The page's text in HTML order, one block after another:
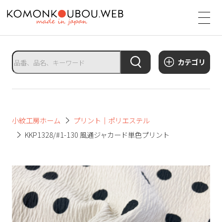
カテゴリ
小紋工房ホーム
プリント｜ポリエステル
KKP1328/#1-130 風通ジャカード単色プリント
サ
イ
ト
タ
イ
ト
ニ
ュ
ー
開